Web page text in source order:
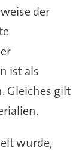
der
ist als
Gleiches gilt
wurde,